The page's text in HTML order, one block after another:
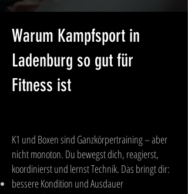
Warum Kampfsport in
Ladenburg so gut für
Fitness ist
K1 und Boxen sind Ganzkörpertraining – aber
nicht monoton. Du bewegst dich, reagierst,
koordinierst und lernst Technik. Das bringt dir:
bessere Kondition und Ausdauer